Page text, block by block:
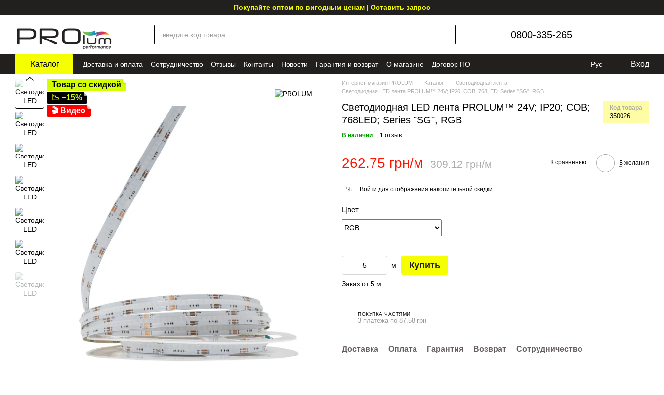
Покупайте оптом по вигодным ценам | Оставить запрос
0800-335-265
Каталог Доставка и оплата Сотрудничество Отзывы Контакты Новости Гарантия и возврат О магазине Договор ПО Рус Вход
Товар со скидкой
📉 −15%
🎬 Видео
Интернет-магазин PROLUM Каталог
Светодиодная лента
Светодиодная LED лента PROLUM™ 24V; IP20; СОВ; 768LED; Series "SG", RGB
Светодиодная LED лента PROLUM™ 24V; IP20; СОВ;
768LED; Series "SG", RGB
Код товара
350026
В наличии 1 отзыв
262.75 грн/м 309.12 грн/м К сравнению В желания
% Войти для отображения накопительной скидки
Цвет
м Купить
Заказ от 5 м
ПОКУПКА ЧАСТЯМИ
3 платежа по 87.58 грн
Доставка Оплата Гарантия Возврат Сотрудничество